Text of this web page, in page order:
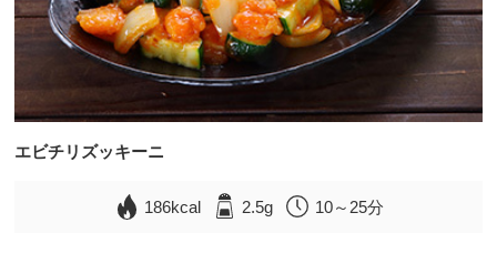
エビチリズッキーニ
186kcal 2.5g 10～25分